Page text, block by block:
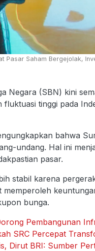
Pasar Saham Bergejolak,
Negara (SBN) kini
tinggi pada
bahwa
undang. Hal ini
pasar.
stabil karena
memperoleh
bunga.
Pembangunan
SRC Percepat
Dirut BRI: Sumber